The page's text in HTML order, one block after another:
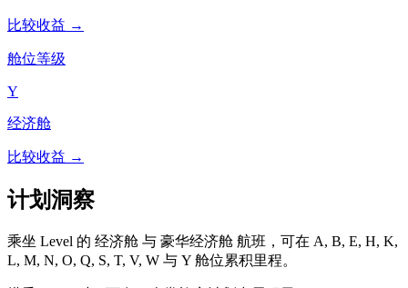
比较收益 →
舱位等级
Y
经济舱
比较收益 →
计划洞察
乘坐 Level 的 经济舱 与 豪华经济舱 航班，可在 A, B, E, H, K,
L, M, N, O, Q, S, T, V, W 与 Y 舱位累积里程。